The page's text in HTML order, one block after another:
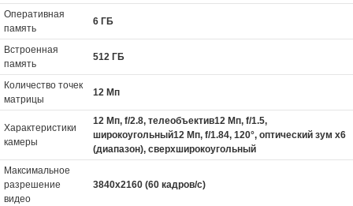
Оперативная
память
6 ГБ
Встроенная
память
512 ГБ
Количество точек
матрицы
12 Мп
Характеристики
камеры
12 Мп, f/2.8, телеобъектив12 Мп, f/1.5,
широкоугольный12 Мп, f/1.84, 120°, оптический зум x6
(диапазон), сверхширокоугольный
Максимальное
разрешение
видео
3840x2160 (60 кадров/с)